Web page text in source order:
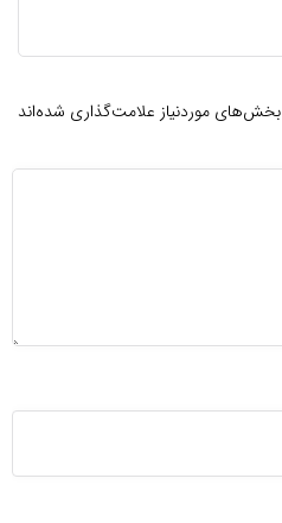
بخش‌های موردنیاز علامت‌گذاری شده‌اند